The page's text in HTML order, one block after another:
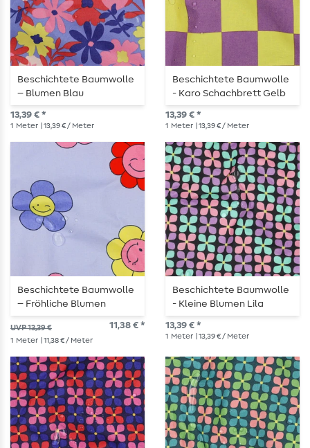
Beschichtete Baumwolle
– Blumen Blau
13,39 € *
1 Meter | 13,39 € / Meter
Beschichtete Baumwolle
- Karo Schachbrett Gelb
Lila
13,39 € *
1 Meter | 13,39 € / Meter
Beschichtete Baumwolle
– Fröhliche Blumen
Flieder
UVP 13,39 € 11,38 € *
1 Meter | 11,38 € / Meter
Beschichtete Baumwolle
- Kleine Blumen Lila
13,39 € *
1 Meter | 13,39 € / Meter